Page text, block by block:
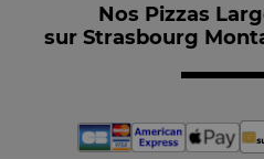
Nos Pizzas
sur Strasbourg